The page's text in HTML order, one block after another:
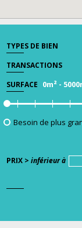
TYPES DE BIEN
TRANSACTIONS
SURFACE 0m² -
Besoin de plus
PRIX > inférieur à